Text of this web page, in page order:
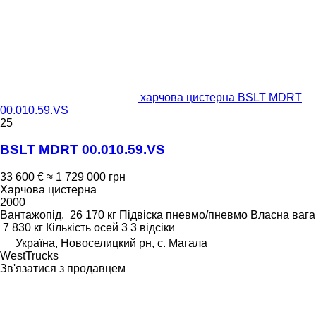
харчова цистерна BSLT MDRT
00.010.59.VS
25
BSLT MDRT 00.010.59.VS
33 600 € ≈ 1 729 000 грн
Харчова цистерна
2000
Вантажопід. 26 170 кг Підвіска пневмо/пневмо Власна вага
7 830 кг Кількість осей 3 3 відсіки
Україна, Новоселицкий рн, с. Магала
WestTrucks
Зв'язатися з продавцем